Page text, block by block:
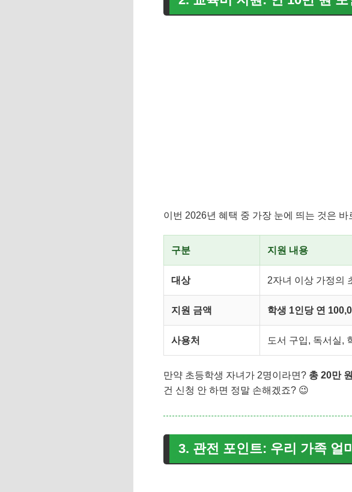
이번 2026년 혜택 중 가장 눈에 띄는 것은 바
구분 지원 내용
대상 2자녀 이상 가정의
지원 금액 학생 1인당 연
사용처 도서 구입, 독서실,
만약 초등학생 자녀가 2명이라면? 총 20만 원
건 신청 안 하면 정말 손해겠죠? 😉
3. 관전 포인트: 우리 가족 얼